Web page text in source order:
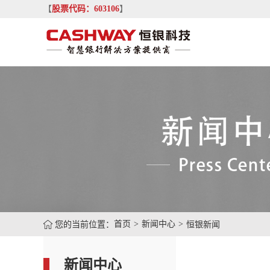
【股票代码：603106】
您的当前位置： 首页 新闻中心 恒银新闻
新闻中心